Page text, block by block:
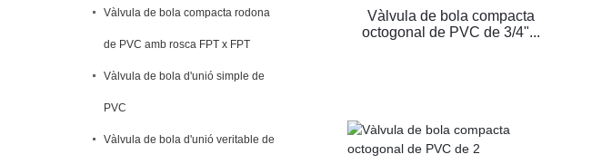
Vàlvula de bola compacta rodona
de PVC amb rosca FPT x FPT
Vàlvula de bola d'unió simple de
PVC
Vàlvula de bola d'unió veritable de
Vàlvula de bola compacta
octogonal de PVC de 3/4"...